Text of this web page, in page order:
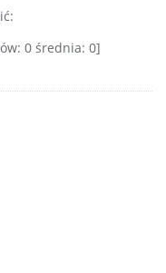
0średnia: 0]